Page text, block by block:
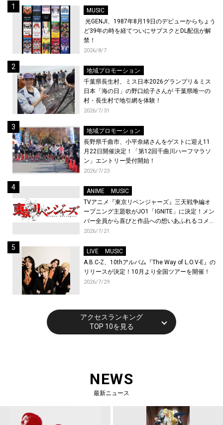
MUSIC
光GENJI、1987年8月19日のデビューからちょう
ど39年の時を経てついにサブスクとDL配信が解
禁！
2026/8/7
地域プロモーション
千葉県長生村、ミス日本2026グランプリ＆ミス
日本「海の日」の野口絵子さんが 千葉県唯一の
村・長生村で地引網を体験！
2026/7/31
地域プロモーション
長野県千曲市、小平奈緒さんをゲストに迎え11
月22日開催決定！「第12回千曲川ハーフマラソ
ン」エントリー受付開始！
2026/7/23
ANIME
MUSIC
TVアニメ『東京リベンジャーズ』三天戦争編オ
ープニング主題歌がJO1「IGNITE」に決定！メン
バー全員から喜びと作品への想いあふれるコメン
トが到着！9月に東京・大阪で先行上映会を開
2026/7/21
LIVE
MUSIC
A.B.C-Z、10thアルバム『The Way of L.O.V-E』の
リリースが決定！10月より全国ツアーを開催！
2026/7/29
アクセスランキング
TOP 10を見る
NEWS
最新ニュース